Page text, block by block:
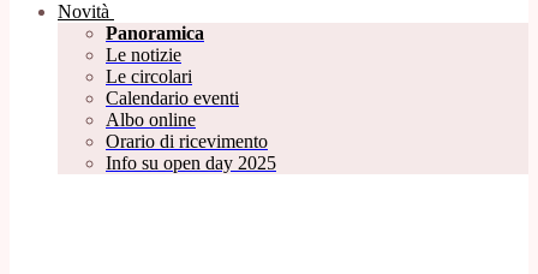
Novità
Panoramica
Le notizie
Le circolari
Calendario eventi
Albo online
Orario di ricevimento
Info su open day 2025